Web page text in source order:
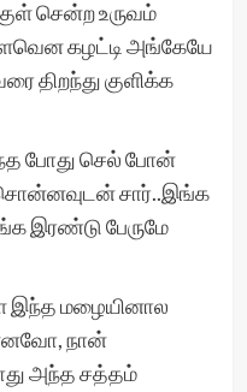
சென்ற உருவம்
கழட்டி அங்கேயே
திறந்து குளிக்க
போது செல் போன்
சார்..இங்க
இரண்டு பேருமே
இந்த மழையினால
நான்
அந்த சத்தம்